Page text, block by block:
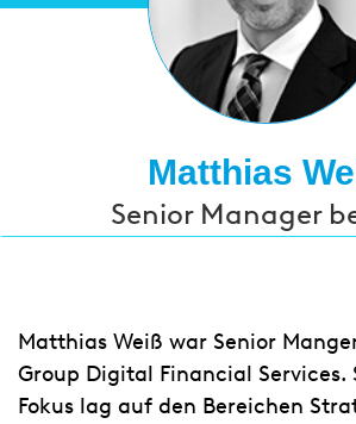
Matthias
Senior Manager
Matthias Weiß war Senior
Group Digital Financial
Fokus lag auf den Bereichen